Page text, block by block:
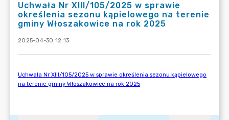
Uchwała Nr XIII/105/2025 w sprawie
określenia sezonu kąpielowego na terenie
gminy Włoszakowice na rok 2025
2025-04-30 12:13